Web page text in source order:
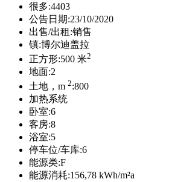
很多:4403
公告日期:23/10/2020
出售/出租:销售
镇:博尔迪盖拉
正方形:500 米2
地面:2
土地，m 2:800
加热系统
卧室:6
客房:8
浴室:5
停车位/车库:6
能源类:F
能源消耗:156,78 kWh/m²a